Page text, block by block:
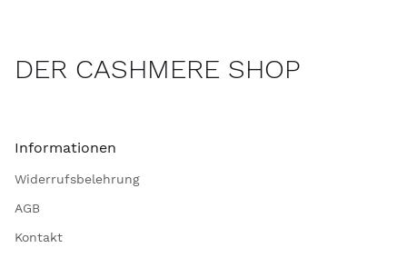
DER CASHMERE SHOP
Informationen
Widerrufsbelehrung
AGB
Kontakt